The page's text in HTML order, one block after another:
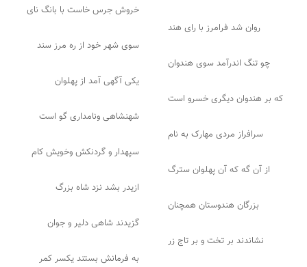
خروش جرس خاست با بانگ نای
روان شد فرامرز با رای هند
سوی شهر خود از ره مرز سند
چو تنگ اندرآمد سوی هندوان
یکی آگهی آمد از پهلوان
که بر هندوان دیگری خسرو است
شهنشاهی ونامداری گو است
سرافراز مردی مهارک به نام
سپهدار و گردنکش وخویش کام
از آن گه که آن پهلوان سترگ
ازیدر بشد نزد شاه بزرگ
بزرگان هندوستان همچنان
گزیدند شاهی دلیر و جوان
نشاندند بر تخت و بر تاج زر
به فرمانش بستند یکسر کمر